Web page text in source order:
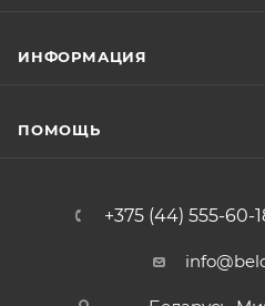
ИНФОРМАЦИЯ
ПОМОЩЬ
+375 (44) 555-60-